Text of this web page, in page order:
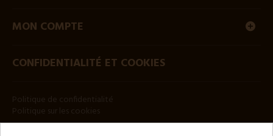
MON COMPTE
CONFIDENTIALITÉ ET COOKIES